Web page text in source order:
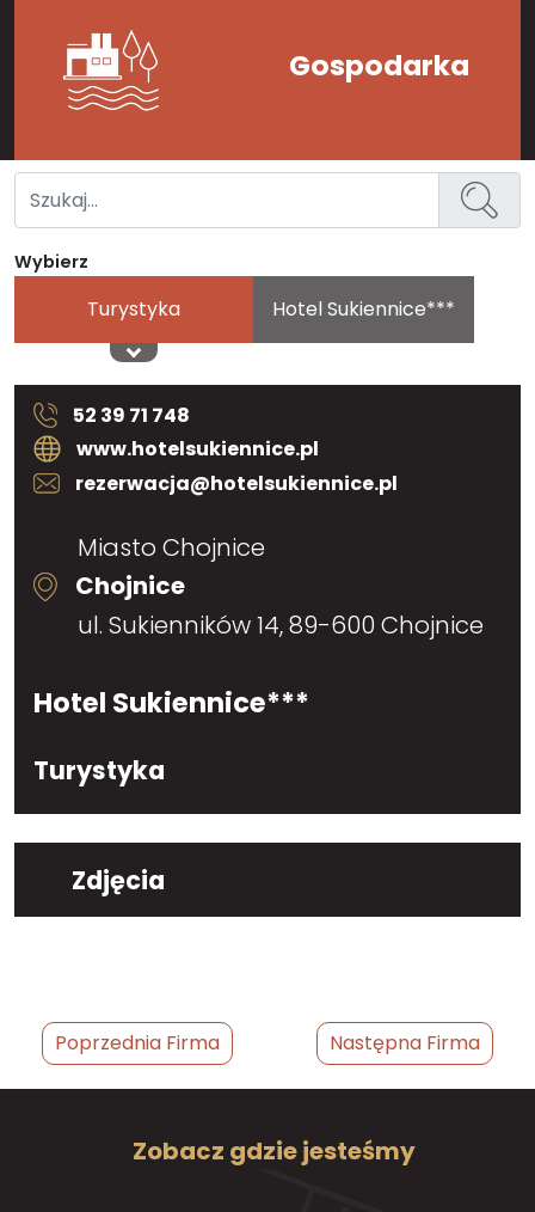
Gospodarka
Wybierz
Turystyka Hotel Sukiennice***
52 39 71 748
www.hotelsukiennice.pl
rezerwacja@hotelsukiennice.pl
Miasto Chojnice
Chojnice
ul. Sukienników 14, 89-600 Chojnice
Hotel Sukiennice***
Turystyka
Zdjęcia
Poprzednia Firma Następna Firma
Zobacz gdzie jesteśmy